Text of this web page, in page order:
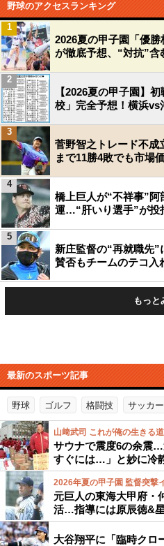
野球のアクセスランキング
2026夏の甲子園「優
が徹底予想、“対抗”含
1
【2026夏の甲子園】
校」完全予想！横浜
2
菅野智之トレード不
まで11勝4敗でも市場
3
橋上巨人が“不祥事”
運…“肝いり選手”が投
4
新庄監督の“再就職先
賛否もチームのテコ入
5
もっと
最新のスポーツ記事
野球 ゴルフ 格闘技 サッカー
山﨑武司 これが俺の生きる道
サウナで震度6の余震
すぐには…」と妙に冷
2026年夏の甲子園 監督突撃
元巨人の東海大甲府・
活…指導には原辰徳&
大谷翔平に「臨時クロ